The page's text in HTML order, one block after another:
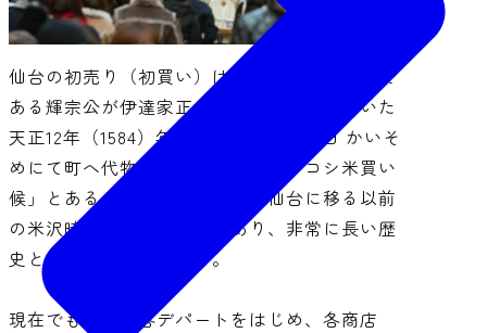
仙台の初売り（初買い）は、伊達政宗公の父で
ある輝宗公が伊達家正月御儀式の次第を書いた
天正12年（1584）年の文書に既に「二日 かいそ
めにて町へ代物五十指越米塩アメオコシ米買い
候」とあることから、伊達家が仙台に移る以前
の米沢時代からの商習俗であり、非常に長い歴
史と伝統を持つ行事です。
現在でも市内の各デパートをはじめ、各商店